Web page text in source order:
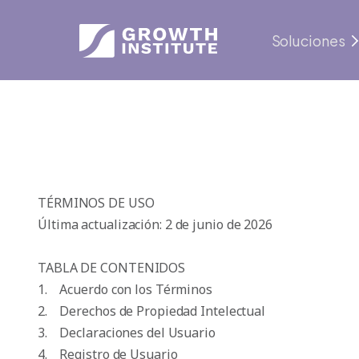
Soluciones
TÉRMINOS DE USO
Última actualización: 2 de junio de 2026
TABLA DE CONTENIDOS
1. Acuerdo con los Términos
2. Derechos de Propiedad Intelectual
3. Declaraciones del Usuario
4. Registro de Usuario